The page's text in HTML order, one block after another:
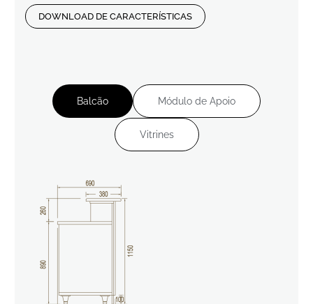
DOWNLOAD DE CARACTERÍSTICAS
Balcão Módulo de Apoio
Vitrines